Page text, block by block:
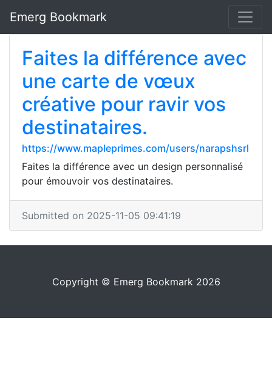
Emerg Bookmark
Faites la différence avec
une carte de vœux
créative pour ravir vos
destinataires.
https://www.mapleprimes.com/users/narapshsrl
Faites la différence avec un design personnalisé
pour émouvoir vos destinataires.
Submitted on 2025-11-05 09:41:19
Copyright © Emerg Bookmark 2026